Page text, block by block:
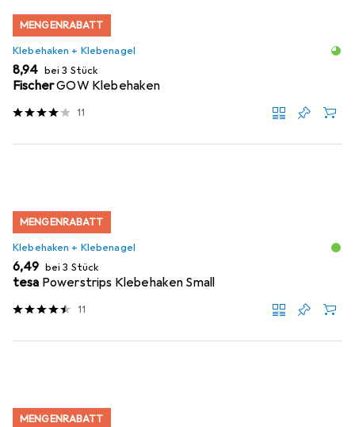
MENGENRABATT
Klebehaken + Klebenagel
EUR
8,94 bei 3 Stück
FischerGOW Klebehaken
11
MENGENRABATT
Klebehaken + Klebenagel
EUR
6,49 bei 3 Stück
tesa Powerstrips Klebehaken Small
11
MENGENRABATT